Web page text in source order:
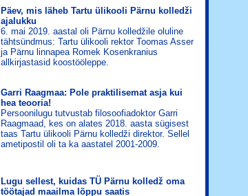
Päev, mis läheb Tartu ülikooli Pärnu kolledži
ajalukku
6. mai 2019. aastal oli Pärnu kolledžile oluline
tähtsündmus: Tartu ülikooli rektor Toomas Asser
ja Pärnu linnapea Romek Kosenkranius
allkirjastasid koostööleppe.
Garri Raagmaa: Pole praktilisemat asja kui
hea teooria!
Persoonilugu tutvustab filosoofiadoktor Garri
Raagmaad, kes on alates 2018. aasta sügisest
taas Tartu ülikooli Pärnu kolledži direktor. Sellel
ametipostil oli ta ka aastatel 2001-2009.
Lugu sellest, kuidas TÜ Pärnu kolledž oma
töötajad maailma lõppu saatis